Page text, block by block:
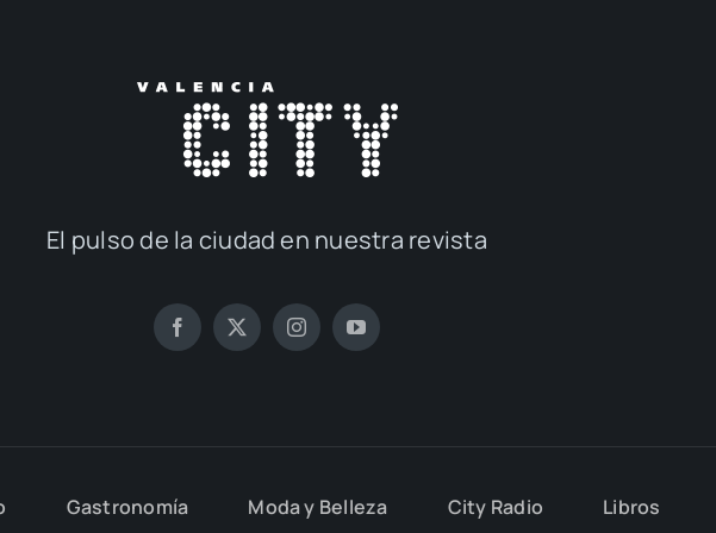
El pul­so de la ciu­dad en nues­tra revis­ta
Gas­tro­no­mía Moda y Belle­za City Radio Libros